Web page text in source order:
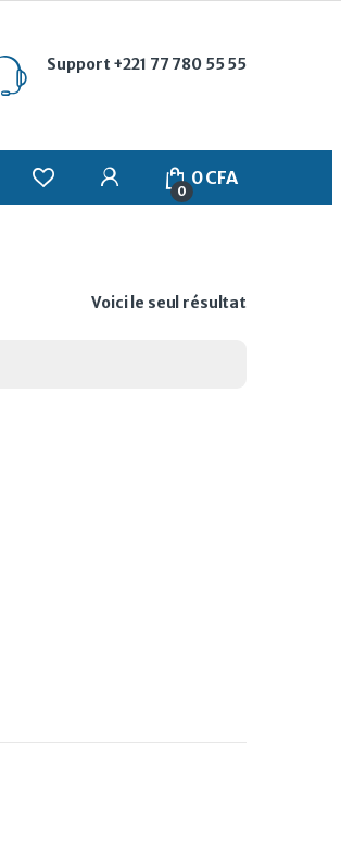
Support +221 77 780 55 55
My Account
0
0CFA
Voici le seul résultat